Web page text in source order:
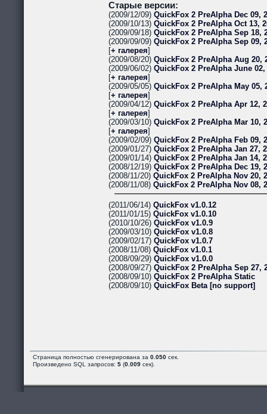
Старые версии:
(2009/12/09) QuickFox 2 PreAlpha Dec 09,
(2009/10/13) QuickFox 2 PreAlpha Oct 13,
(2009/09/18) QuickFox 2 PreAlpha Sep 18,
(2009/09/09) QuickFox 2 PreAlpha Sep 09,
[+ галерея]
(2009/08/20) QuickFox 2 PreAlpha Aug 20,
(2009/06/02) QuickFox 2 PreAlpha June 02,
[+ галерея]
(2009/05/05) QuickFox 2 PreAlpha May 05,
[+ галерея]
(2009/04/12) QuickFox 2 PreAlpha Apr 12,
[+ галерея]
(2009/03/10) QuickFox 2 PreAlpha Mar 10,
[+ галерея]
(2009/02/09) QuickFox 2 PreAlpha Feb 09,
(2009/01/27) QuickFox 2 PreAlpha Jan 27,
(2009/01/14) QuickFox 2 PreAlpha Jan 14,
(2008/12/19) QuickFox 2 PreAlpha Dec 19,
(2008/11/20) QuickFox 2 PreAlpha Nov 20,
(2008/11/08) QuickFox 2 PreAlpha Nov 08,
(2011/06/14) QuickFox v1.0.12
(2011/01/15) QuickFox v1.0.10
(2010/10/26) QuickFox v1.0.9
(2009/03/10) QuickFox v1.0.8
(2009/02/17) QuickFox v1.0.7
(2008/11/08) QuickFox v1.0.1
(2008/09/29) QuickFox v1.0.0
(2008/09/27) QuickFox 2 PreAlpha Sep 27,
(2008/09/10) QuickFox 2 PreAlpha Static
(2008/09/10) QuickFox Beta [no support]
Страница полностью сгенерирована за 0.050 сек.
Произведено SQL запросов: 5 (0.009 сек).